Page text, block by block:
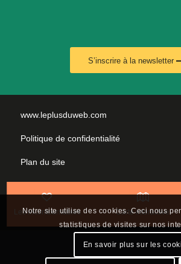
Les incontournables Carte interactive
S’inscrire à la newsletter
www.leplusduweb.com
Politique de confidentialité
Plan du site
Nous contacter
Notre site utilise des cookies. Ceci nous
statistiques de visites sur nos
En savoir plus sur les